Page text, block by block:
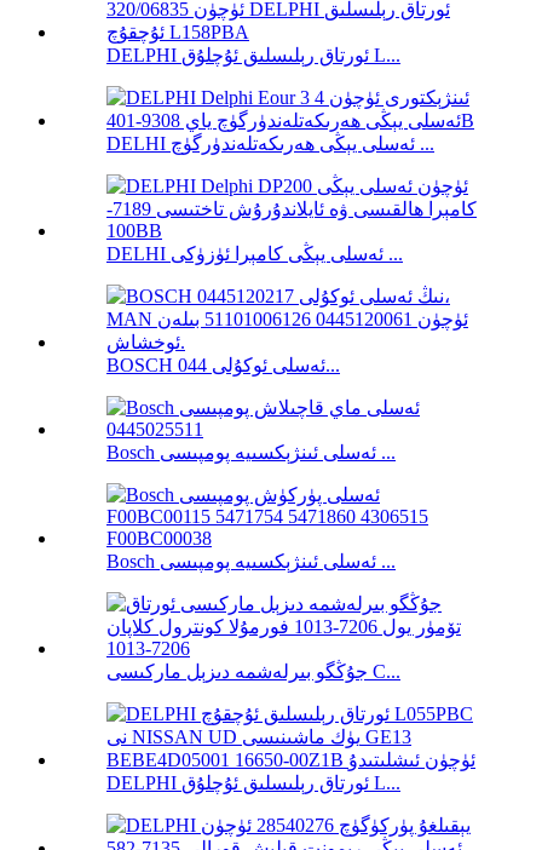
DELPHI ئورتاق رېلىسلىق ئۇچلۇق L...
DELHI ئەسلى يېڭى ھەرىكەتلەندۈرگۈچ ...
DELHI ئەسلى يېڭى كامېرا ئۈزۈكى ...
BOSCH ئەسلى ئوكۇلى 044...
Bosch ئەسلى ئىنژېكسىيە پومپىسى ...
Bosch ئەسلى ئىنژېكسىيە پومپىسى ...
جۇڭگو بىرلەشمە دىزېل ماركىسى C...
DELPHI ئورتاق رېلىسلىق ئۇچلۇق L...